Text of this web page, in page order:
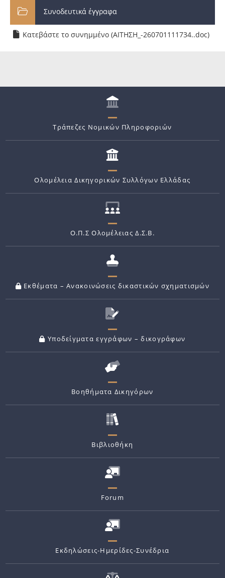
Συνοδευτικά έγγραφα
Κατεβάστε το συνημμένο (ΑΙΤΗΣΗ_-260701111734..doc)
Τράπεζες Νομικών Πληροφοριών
Ολομέλεια Δικηγορικών Συλλόγων Ελλάδας
Ο.Π.Σ Ολομέλειας Δ.Σ.Β.
Εκθέματα – Ανακοινώσεις δικαστικών σχηματισμών
Υποδείγματα εγγράφων – δικογράφων
Βοηθήματα Δικηγόρων
Βιβλιοθήκη
Forum
Εκδηλώσεις-Ημερίδες-Συνέδρια